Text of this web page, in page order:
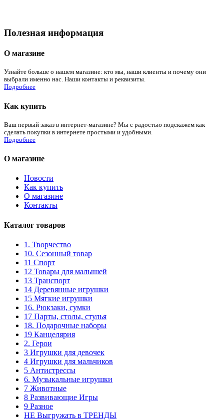
Полезная информация
О магазине
Узнайте больше о нашем магазине: кто мы, наши клиенты и почему они
выбрали именно нас. Наши контакты и реквизиты.
Подробнее
Как купить
Ваш первый заказ в интернет-магазине? Мы с радостью подскажем как
сделать покупки в интернете простыми и удобными.
Подробнее
О магазине
Новости
Как купить
О магазине
Контакты
Каталог товаров
1. Творчество
10. Сезонный товар
11 Спорт
12 Товары для малышей
13 Транспорт
14 Деревянные игрушки
15 Мягкие игрушки
16. Рюкзаки, сумки
17 Парты, столы, стулья
18. Подарочные наборы
19 Канцелярия
2. Герои
3 Игрушки для девочек
4 Игрушки для мальчиков
5 Антистрессы
6. Музыкальные игрушки
7 Животные
8 Развивающие Игры
9 Разное
НЕ Выгружать в ТРЕНДЫ